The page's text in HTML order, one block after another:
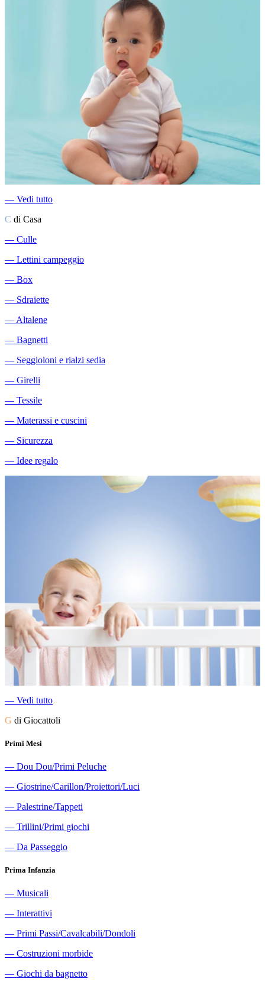
― Vedi tutto
C di Casa
― Culle
― Lettini campeggio
― Box
― Sdraiette
―Altalene
― Bagnetti
― Seggioloni e rialzi sedia
― Girelli
― Tessile
― Materassi e cuscini
― Sicurezza
― Idee regalo
― Vedi tutto
G di Giocattoli
Primi Mesi
― Dou Dou/Primi Peluche
― Giostrine/Carillon/Proiettori/Luci
― Palestrine/Tappeti
― Trillini/Primi giochi
― Da Passeggio
Prima Infanzia
― Musicali
― Interattivi
― Primi Passi/Cavalcabili/Dondoli
― Costruzioni morbide
― Giochi da bagnetto